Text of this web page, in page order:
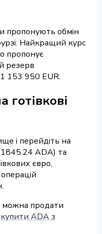
пропонують обмін
Найкращий курс
пропонує
резерв
1 153 950 EUR.
готівкові
і перейдіть на
ADA) та
євро,
можна продати
купити ADA з